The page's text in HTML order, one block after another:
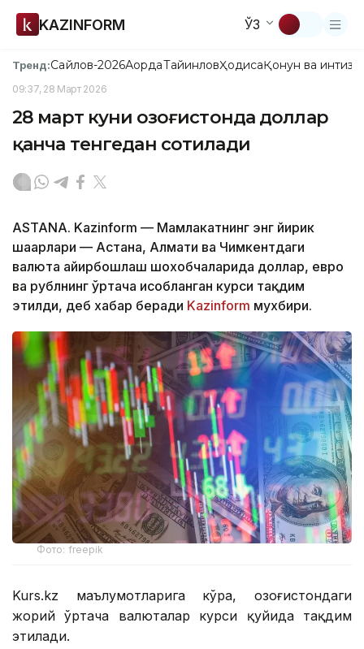
KAZINFORM ЎЗ
Тренд:Сайлов-2026АқордаТайинловҲодисаҚонун ва
09:37, 28 Март 2026
28 март куни Қозоғистонда доллар
қанча тенгедан сотилади
ASTANA. Kazinform — Мамлакатнинг энг йирик
шаҳарлари — Астана, Алмати ва Чимкентдаги
валюта айирбошлаш шохобчаларида доллар, евро
ва рублнинг ўртача ҳисобланган курси тақдим
этилди, деб хабар беради Kazinform мухбири.
Фото: freepik
Kurs.kz маълумотларига кўра, Қозоғистондаги
жорий ўртача валюталар курси қуйида тақдим
этилади.